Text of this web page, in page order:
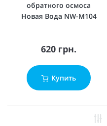
обратного осмоса
Новая Вода NW-M104
620 грн.
Купить